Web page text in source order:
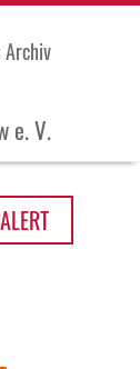
Archiv
e. V.
ALERT